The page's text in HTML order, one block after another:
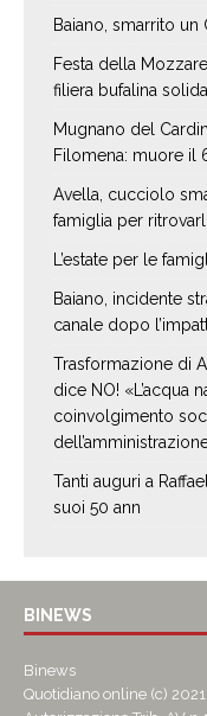
Baiano, smarrito un
Festa della
filiera bufalina
Mugnano del
Filomena: muore il
Avella, cucciolo
famiglia per
L’estate per le
Baiano, incidente
canale dopo
Trasformazione di
dice NO! «L’acqua
coinvolgimento
Tanti auguri a
suoi 50 ann
BINEWS
Binews
Quotidiano online (c) 2021